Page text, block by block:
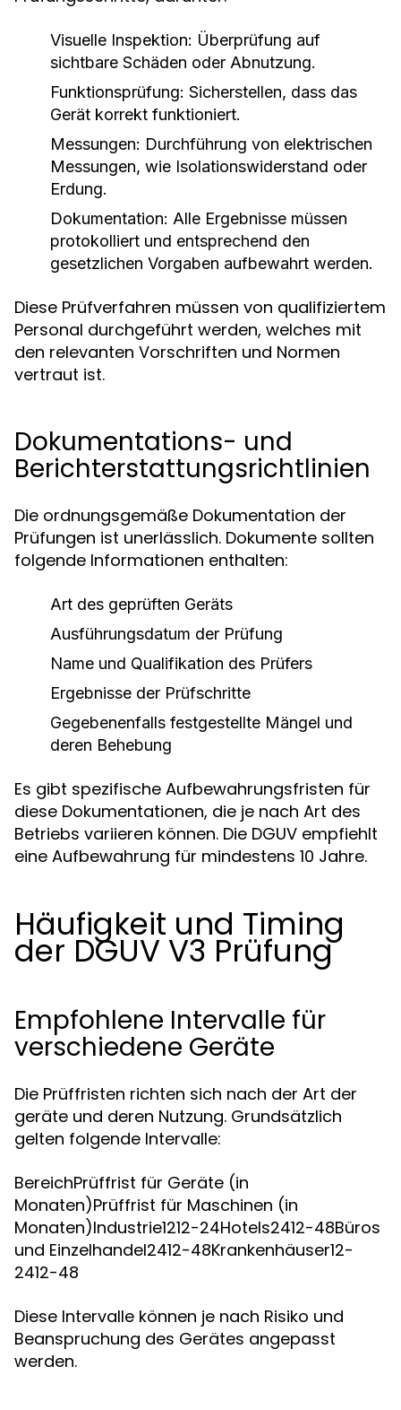
Visuelle Inspektion: Überprüfung auf
sichtbare Schäden oder Abnutzung.
Funktionsprüfung: Sicherstellen, dass das
Gerät korrekt funktioniert.
Messungen: Durchführung von elektrischen
Messungen, wie Isolationswiderstand oder
Erdung.
Dokumentation: Alle Ergebnisse müssen
protokolliert und entsprechend den
gesetzlichen Vorgaben aufbewahrt werden.
Diese Prüfverfahren müssen von qualifiziertem
Personal durchgeführt werden, welches mit
den relevanten Vorschriften und Normen
vertraut ist.
Dokumentations- und
Berichterstattungsrichtlinien
Die ordnungsgemäße Dokumentation der
Prüfungen ist unerlässlich. Dokumente sollten
folgende Informationen enthalten:
Art des geprüften Geräts
Ausführungsdatum der Prüfung
Name und Qualifikation des Prüfers
Ergebnisse der Prüfschritte
Gegebenenfalls festgestellte Mängel und
deren Behebung
Es gibt spezifische Aufbewahrungsfristen für
diese Dokumentationen, die je nach Art des
Betriebs variieren können. Die DGUV empfiehlt
eine Aufbewahrung für mindestens 10 Jahre.
Häufigkeit und Timing
der DGUV V3 Prüfung
Empfohlene Intervalle für
verschiedene Geräte
Die Prüffristen richten sich nach der Art der
geräte und deren Nutzung. Grundsätzlich
gelten folgende Intervalle:
BereichPrüffrist für Geräte (in
Monaten)Prüffrist für Maschinen (in
Monaten)Industrie1212-24Hotels2412-48Büros
und Einzelhandel2412-48Krankenhäuser12-
2412-48
Diese Intervalle können je nach Risiko und
Beanspruchung des Gerätes angepasst
werden.